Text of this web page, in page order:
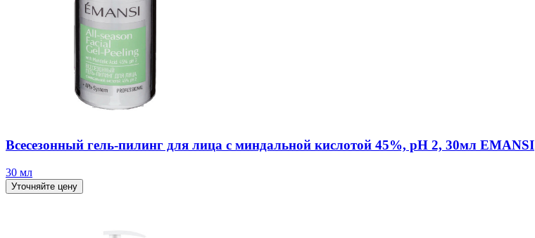
Всесезонный гель-пилинг для лица с миндальной кислотой 45%, рН 2, 30мл EMANSI
30 мл
Уточняйте цену